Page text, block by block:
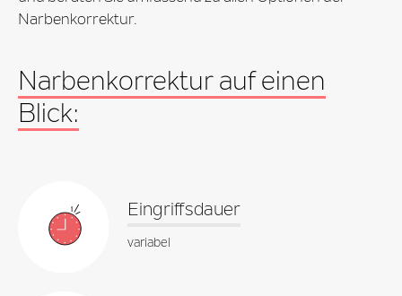
Narbenkorrektur.
Narbenkorrektur auf einen
Blick:
Eingriffsdauer
variabel